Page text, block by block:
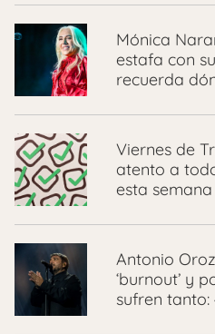
Mónica
estafa con
recuerda
Viernes de
atento a
esta
Antonio
‘burnout’ y
sufren tanto: